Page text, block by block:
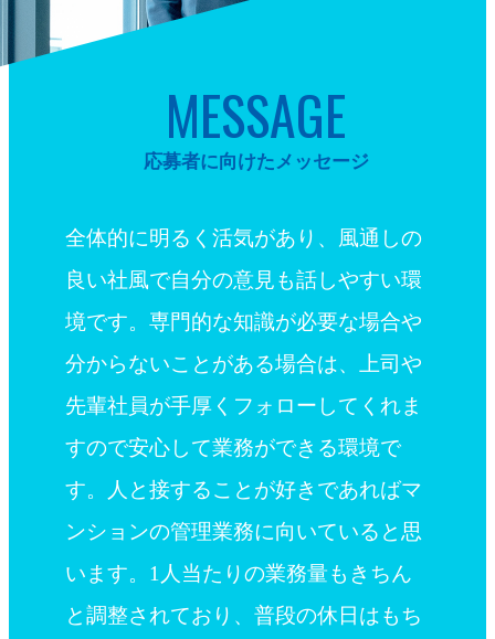
MESSAGE
応募者に向けたメッセージ
全体的に明るく活気があり、風通しの
良い社風で自分の意見も話しやすい環
境です。専門的な知識が必要な場合や
分からないことがある場合は、上司や
先輩社員が手厚くフォローしてくれま
すので安心して業務ができる環境で
す。人と接することが好きであればマ
ンションの管理業務に向いていると思
います。1人当たりの業務量もきちん
と調整されており、普段の休日はもち